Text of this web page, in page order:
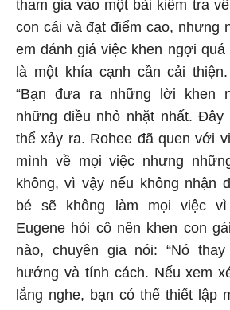
tham gia vào một bài kiểm tra
con cái và đạt điểm cao, nhưng
em đánh giá việc khen ngợi
là một khía cạnh cần cải
“Bạn đưa ra những lời khen
những điều nhỏ nhặt nhất.
thể xảy ra. Rohee đã quen với
mình về mọi việc nhưng
không, vì vậy nếu không nhận
bé sẽ không làm mọi việc vì
Eugene hỏi cô nên khen con
nào, chuyên gia nói: “Nó
hướng và tính cách. Nếu xem
lắng nghe, bạn có thể thiết lập